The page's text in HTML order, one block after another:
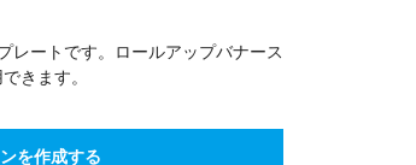
レートです。ロールアップバナース
きます。
を作成する